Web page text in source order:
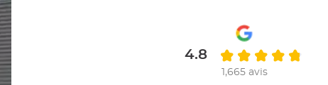
4.8
1,665 avis